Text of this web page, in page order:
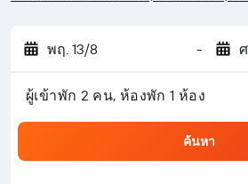
พฤ. 13/8 -
ผู้เข้าพัก 2 คน, ห้องพัก 1 ห้อง
ค้นหา